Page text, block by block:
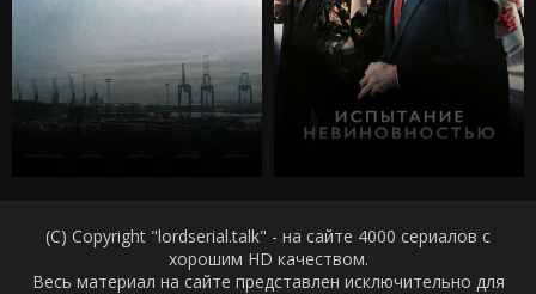
(C) Copyright "lordserial.talk" - на сайте 4000 сериалов с
хорошим HD качеством.
Весь материал на сайте представлен исключительно для